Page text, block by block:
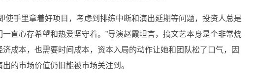
使手里拿着好项目，考虑到排练中断和演出延期等问题，投资人总是
直心存希望和热爱坚守着。”导演赵霞坦言，搞文艺本身是个非常烧
成本，也需要时间成本，资本入局的动作让她和团队松了口气，因
的市场价值仍旧能被市场关注到。